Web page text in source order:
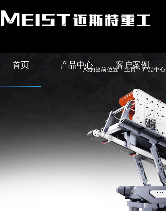
首页 产品中心 客户案例
您的当前位置： 主页>产品中心